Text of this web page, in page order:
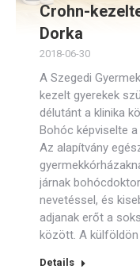
Crohn-
Dorka
2018-06-30
A Szegedi
kezelt gyerekek
délutánt a klinika
Bohóc képviselte
Az alapítvány
járnak
nevetéssel, és
adjanak erőt a
között. A külföldön
Details